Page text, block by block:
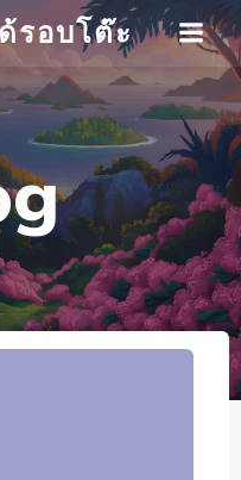
รอบโต๊ะ